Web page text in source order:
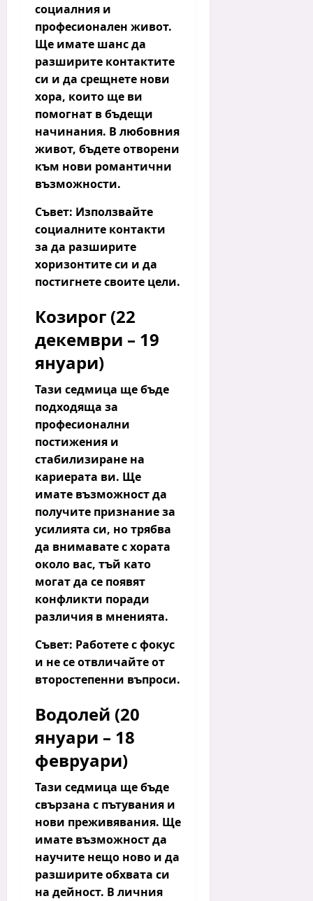
социалния и
професионален живот.
Ще имате шанс да
разширите контактите
си и да срещнете нови
хора, които ще ви
помогнат в бъдещи
начинания. В любовния
живот, бъдете отворени
към нови романтични
възможности.
Съвет: Използвайте
социалните контакти
за да разширите
хоризонтите си и да
постигнете своите цели.
Козирог (22
декември – 19
януари)
Тази седмица ще бъде
подходяща за
професионални
постижения и
стабилизиране на
кариерата ви. Ще
имате възможност да
получите признание за
усилията си, но трябва
да внимавате с хората
около вас, тъй като
могат да се появят
конфликти поради
различия в мненията.
Съвет: Работете с фокус
и не се отвличайте от
второстепенни въпроси.
Водолей (20
януари – 18
февруари)
Тази седмица ще бъде
свързана с пътувания и
нови преживявания. Ще
имате възможност да
научите нещо ново и да
разширите обхвата си
на дейност. В личния